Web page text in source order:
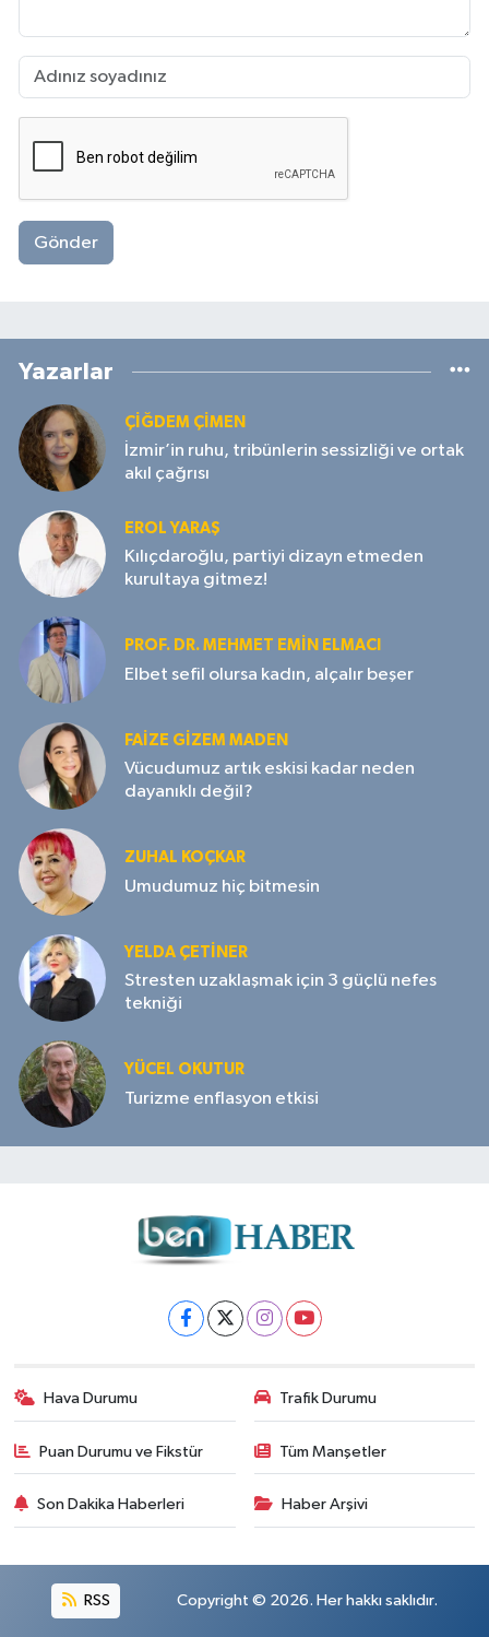
Gönder
Yazarlar
ÇIĞDEM ÇIMEN
İzmir’in ruhu, tribünlerin sessizliği ve ortak
akıl çağrısı
EROL YARAŞ
Kılıçdaroğlu, partiyi dizayn etmeden
kurultaya gitmez!
PROF. DR. MEHMET EMIN ELMACI
Elbet sefil olursa kadın, alçalır beşer
FAIZE GIZEM MADEN
Vücudumuz artık eskisi kadar neden
dayanıklı değil?
ZUHAL KOÇKAR
Umudumuz hiç bitmesin
YELDA ÇETİNER
Stresten uzaklaşmak için 3 güçlü nefes
tekniği
YÜCEL OKUTUR
Turizme enflasyon etkisi
Hava Durumu Trafik Durumu
Puan Durumu ve Fikstür Tüm Manşetler
Son Dakika Haberleri Haber Arşivi
RSS Copyright © 2026. Her hakkı saklıdır.